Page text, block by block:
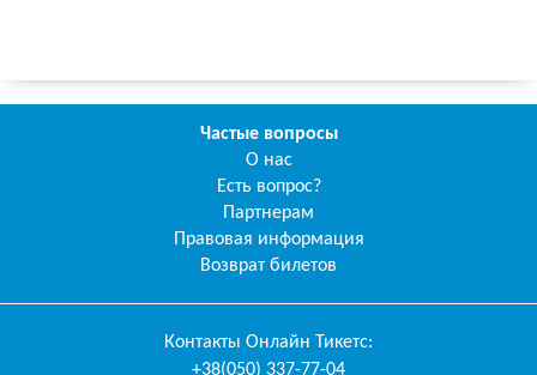
Частые вопросы
О нас
Есть вопрос?
Партнерам
Правовая информация
Возврат билетов
Контакты Онлайн Тикетс:
+38(050) 337-77-04